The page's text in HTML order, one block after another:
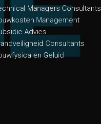
Managers Consultants
Management
Advies
Consultants
en Geluid